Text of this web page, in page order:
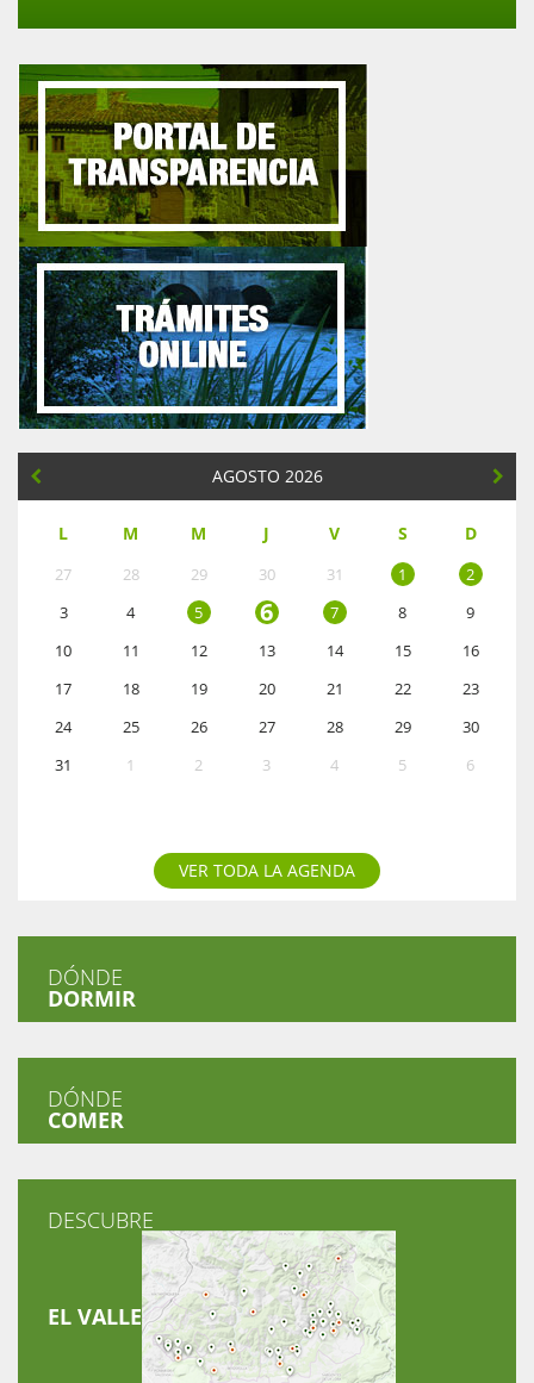
AGOSTO 2026
L M M J V S D
27 28 29 30 31 1
2
3
4 5 6 7 8
9
10
11 12 13 14 15
16
17
18 19 20 21 22
23
24
25 26 27 28 29
30
31
1 2 3 4 5 6
VER TODA LA AGENDA
DÓNDE
DORMIR
DÓNDE
COMER
DESCUBRE
EL VALLE